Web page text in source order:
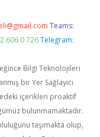
Teams:
606 0 726 Telegram:
Bilgi Teknolojileri
bir Yer Sağlayıcı
içerikleri proaktif
bulunmamaktadır.
taşımakta olup,